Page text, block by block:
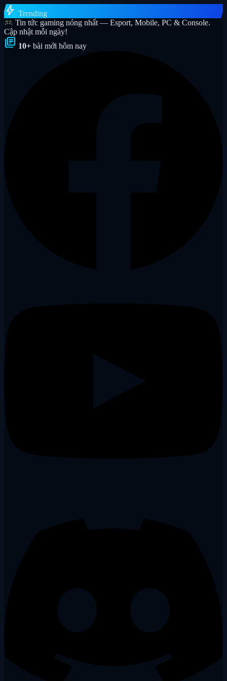
bolt Trending
Tin tức gaming nóng nhất — Esport, Mobile, PC & Console.
Cập nhật mỗi ngày!
library_books 10+ bài mới hôm nay